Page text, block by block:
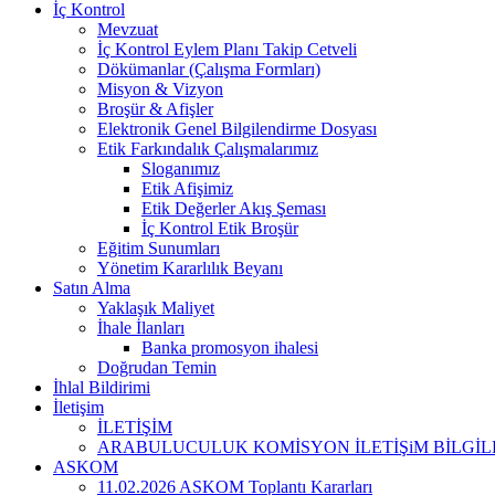
İç Kontrol
Mevzuat
İç Kontrol Eylem Planı Takip Cetveli
Dökümanlar (Çalışma Formları)
Misyon & Vizyon
Broşür & Afişler
Elektronik Genel Bilgilendirme Dosyası
Etik Farkındalık Çalışmalarımız
Sloganımız
Etik Afişimiz
Etik Değerler Akış Şeması
İç Kontrol Etik Broşür
Eğitim Sunumları
Yönetim Kararlılık Beyanı
Satın Alma
Yaklaşık Maliyet
İhale İlanları
Banka promosyon ihalesi
Doğrudan Temin
İhlal Bildirimi
İletişim
İLETİŞİM
ARABULUCULUK KOMİSYON İLETİŞiM
ASKOM
11.02.2026 ASKOM Toplantı Kararları